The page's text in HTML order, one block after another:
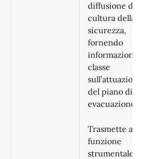
diffusione della
cultura della
sicurezza,
fornendo
informazioni
classe
sull’attuazione
del piano di
evacuazione.
Trasmette alla
funzione
strumentale di